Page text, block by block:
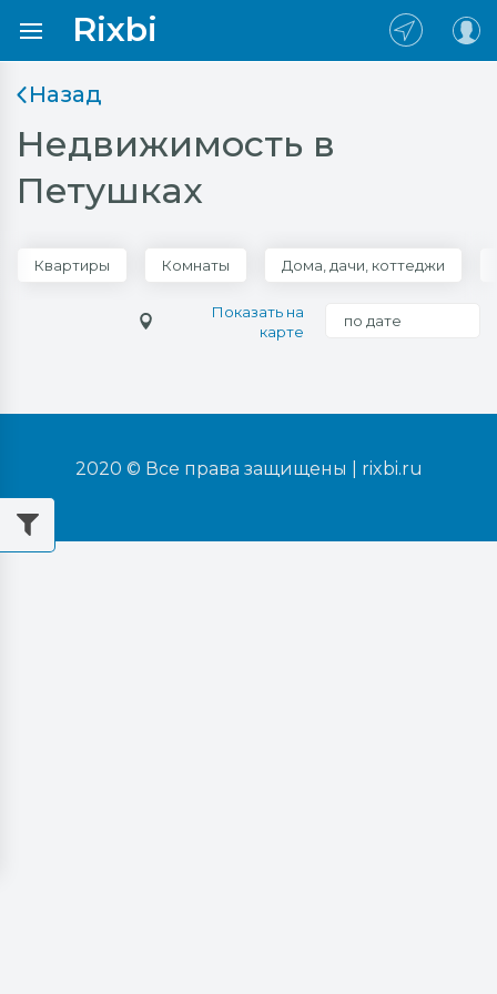
Rixbi
Назад
Недвижимость в
Петушках
Квартиры Комнаты Дома, дачи, коттеджи
Показать на
карте
по дате
2020 © Все права защищены | rixbi.ru